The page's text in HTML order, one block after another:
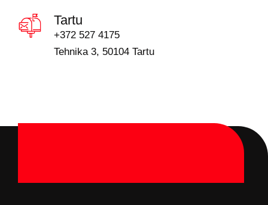
Tartu
+372 527 4175
Tehnika 3, 50104 Tartu